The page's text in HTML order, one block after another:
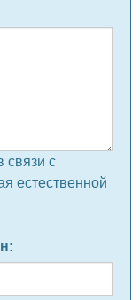
связи с
естественной
: